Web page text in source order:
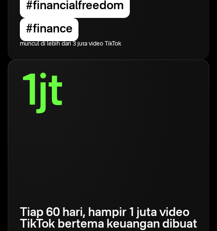
#financialfreedom
#finance
muncul di lebih dari 3 juta video TikTok
1jt
Tiap 60 hari, hampir 1 juta video
TikTok bertema keuangan dibuat